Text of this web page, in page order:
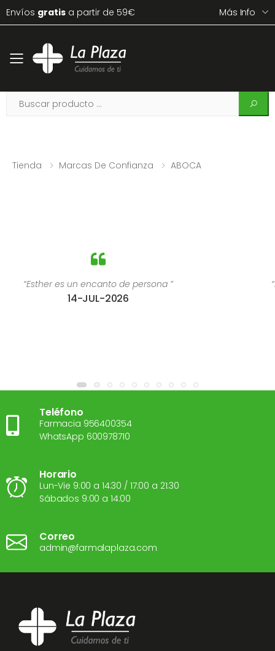
Envíos gratis a partir de 59€ Más Info
Toggle mobile menu
Tienda Marcas De Confianza ABOCA
“Estoy súper contenta con el trato
Teléfono
Farmacia 956400354
WhatsApp 600978710
Horario
Lun-Vie 9:00 a 14:30 / 17:00 a 21:30
Sábados 9:00 a 14:00
Correo
admin@farmalaplaza.com